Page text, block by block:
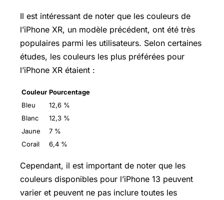
Il est intéressant de noter que les couleurs de
l’iPhone XR, un modèle précédent, ont été très
populaires parmi les utilisateurs. Selon certaines
études, les couleurs les plus préférées pour
l’iPhone XR étaient :
Couleur Pourcentage
Bleu
12,6 %
Blanc
12,3 %
Jaune
7 %
Corail
6,4 %
Cependant, il est important de noter que les
couleurs disponibles pour l’iPhone 13 peuvent
varier et peuvent ne pas inclure toutes les